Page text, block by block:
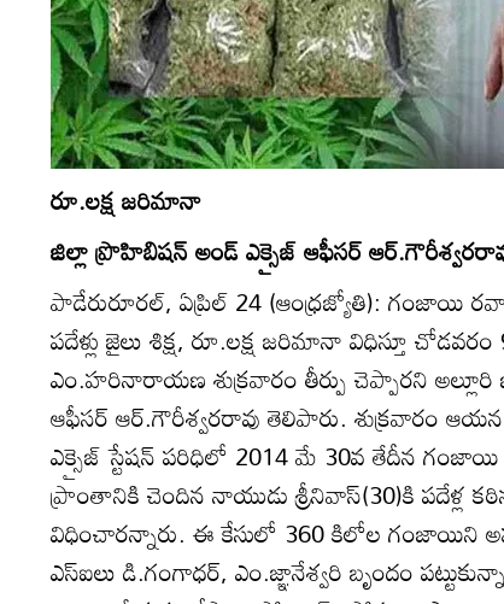
రూ.లక్ష జరిమానా
జిల్లా ప్రొహిబిషన్‌ అండ్‌ ఎక్సైజ్‌ ఆఫీసర్‌
పాడేరురూరల్‌, ఏప్రిల్‌ 24 (ఆంధ్రజ్యోతి): గంజాయి
పదేళ్లు జైలు శిక్ష, రూ.లక్ష జరిమానా విధిస్తూ
ఎం.హరినారాయణ శుక్రవారం తీర్పు చెప్పారని
ఆఫీసర్‌ ఆర్‌.గౌరీశ్వరరావు తెలిపారు. శుక్రవారం
ఎక్సైజ్‌ స్టేషన్‌ పరిధిలో 2014 మే 30వ తేదీన గంజాయి
ప్రాంతానికి చెందిన నాయుడు శ్రీనివాస్‌(30)కి పదేళ్ల
విధించారన్నారు. ఈ కేసులో 360 కిలోల గంజాయిని
ఎస్‌ఐలు డి.గంగాధర్‌, ఎం.జ్ఞానేశ్వరి బృందం